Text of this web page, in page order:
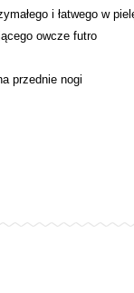
i łatwego w
owcze futro
przednie nogi